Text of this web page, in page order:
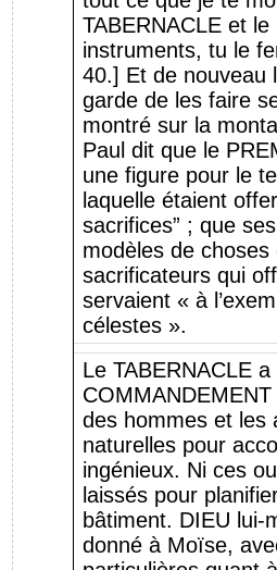
TABERNACLE et
instruments, tu le
40.] Et de nouveau
garde de les faire
montré sur la
Paul dit que le
une figure pour le
laquelle étaient
sacrifices” ; que
modèles de
sacrificateurs qui
servaient « à
célestes ».
Le TABERNACLE
des hommes et les
naturelles pour
ingénieux. Ni ces
laissés pour
bâtiment. DIEU lui-
donné à Moïse,